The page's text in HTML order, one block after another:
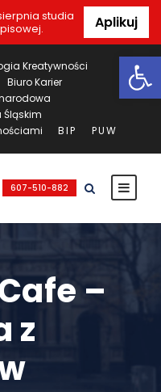
studia
Aplikuj
Kreatywności
Biuro Karier
Śląskim
BIP PUW
607-510-882
–
z